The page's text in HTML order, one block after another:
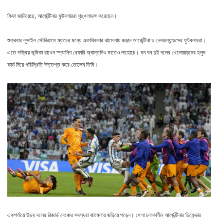
ফিফা জানিয়েছে, আর্জেন্টিনার ফুটবলাররা শৃঙ্খলাভঙ্গ করেছেন।
শুক্রবার লুসাইল স্টেডিয়ামে ম্যাচের মধ্যে একাধিকবার ঝামেলায় জড়ান আর্জেন্টিনা ও নেদারল্যান্ডসের ফুটবলাররা।
এতে সক্রিয় ভূমিকা রাখেন স্প্যানিশ রেফারি অ্যান্তনিও মাতেও লাহোচে। ঘন ঘন দুই দলের খেলোয়াড়দের হলুদ
কার্ড দিয়ে পরিস্থিতি উত্তপ্ত করে তোলেন তিনি।
একপর্যায়ে উভয় দলের রিজার্ভ বেঞ্চের সদস্যরা ঝামেলায় জড়িয়ে পড়েন। খেলা চলাকালীন আর্জেন্টিনার ডিফেন্ডার